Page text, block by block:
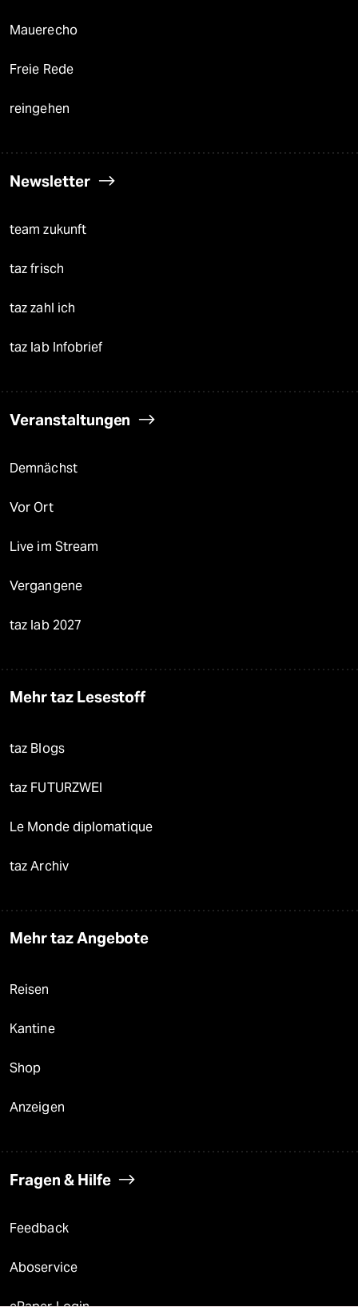
Mauerecho
Freie Rede
reingehen
Newsletter
team zukunft
taz frisch
taz zahl ich
taz lab Infobrief
Veranstaltungen
Demnächst
Vor Ort
Live im Stream
Vergangene
taz lab 2027
Mehr taz Lesestoff
taz Blogs
taz FUTURZWEI
Le Monde diplomatique
taz Archiv
Mehr taz Angebote
Reisen
Kantine
Shop
Anzeigen
Fragen & Hilfe
Feedback
Aboservice